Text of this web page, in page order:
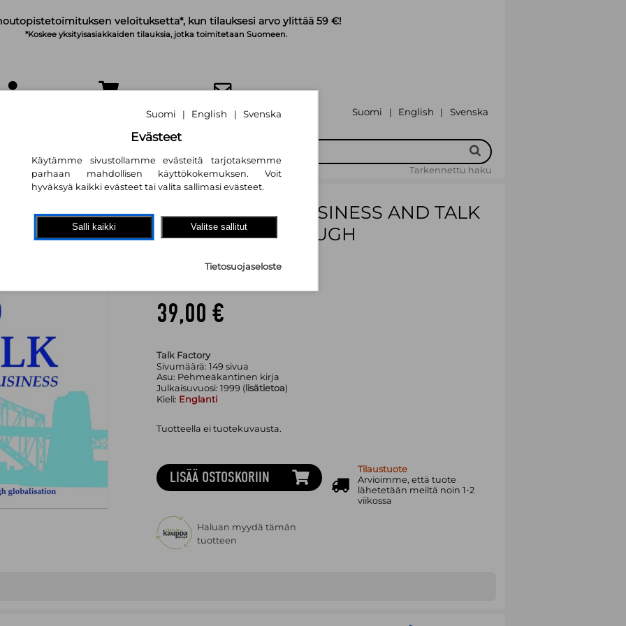
veloituksetta*, kun tilauksesi arvo ylittää 59 €!
*Koskee yksityisasiakkaiden tilauksia, jotka toimitetaan Suomeen.
TILAA UUTISKIRJE Suomi | English | Svenska
Tarkennettu haku
HOW TO TALK BUSINESS AND TALK
YOUR WAY THROUGH
Gerald Steinmetz
39,00 €
Talk Factory
Sivumäärä: 149 sivua
Asu: Pehmeäkantinen kirja
Julkaisuvuosi: 1999 (lisätietoa)
Kieli: Englanti
Tuotteella ei tuotekuvausta.
LISÄÄ OSTOSKORIIN
Tilaustuote
Arvioimme, että tuote
lähetetään meiltä noin 1-2
viikossa
Haluan myydä tämän
tuotteen
Suomi | English | Svenska
Evästeet
Käytämme sivustollamme evästeitä tarjotaksemme
parhaan mahdollisen käyttökokemuksen. Voit
hyväksyä kaikki evästeet tai valita sallimasi evästeet.
Salli kaikki Valitse sallitut
Tietosuojaseloste